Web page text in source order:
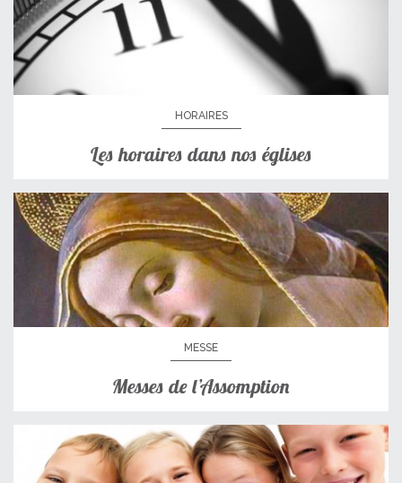
HORAIRES
Les horaires dans nos églises
MESSE
Messes de l’Assomption